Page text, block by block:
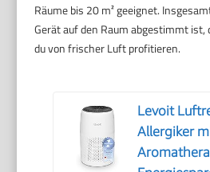
Räume bis 20 m² geeignet.
Gerät auf den Raum abgestimmt
du von frischer Luft profitieren.
Levoit
Allergiker